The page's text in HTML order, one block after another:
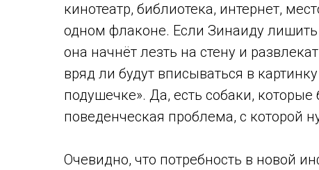
кинотеатр, библиотека, интернет,
одном флаконе. Если Зинаиду
она начнёт лезть на стену и
вряд ли будут вписываться в
подушечке». Да, есть собаки,
поведенческая проблема, с которой
Очевидно, что потребность в новой